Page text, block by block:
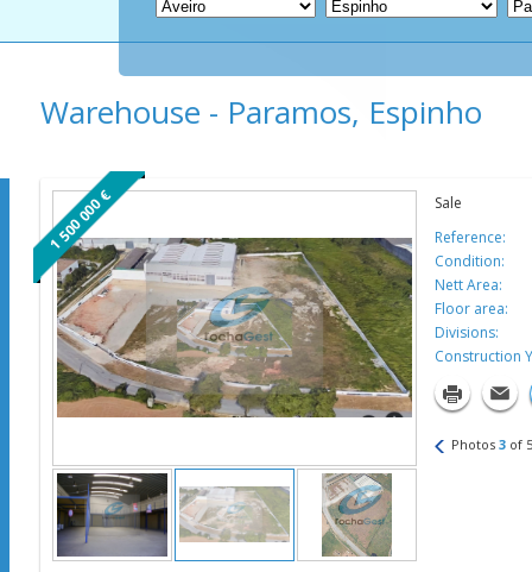
Warehouse - Paramos, Espinho
Photos 3 of 5
Sale
1 500 000 €
Reference:
Condition:
Nett Area:
Floor area:
Divisions:
Construction